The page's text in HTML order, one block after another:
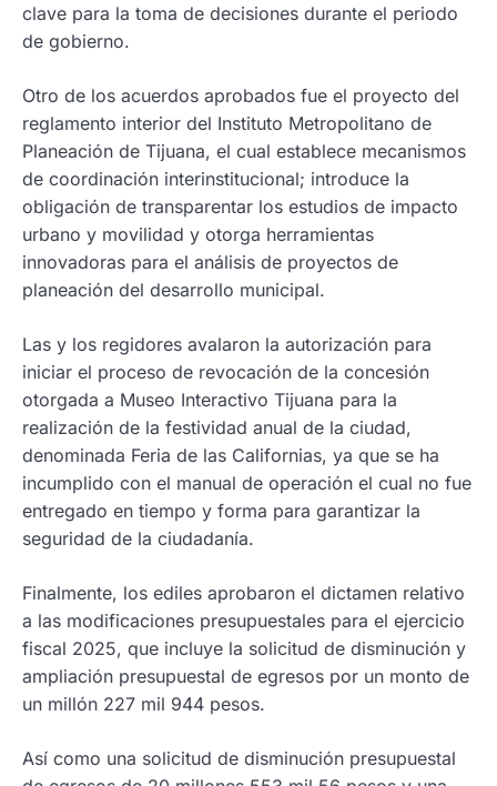
clave para la toma de decisiones durante el periodo
de gobierno.
Otro de los acuerdos aprobados fue el proyecto del
reglamento interior del Instituto Metropolitano de
Planeación de Tijuana, el cual establece mecanismos
de coordinación interinstitucional; introduce la
obligación de transparentar los estudios de impacto
urbano y movilidad y otorga herramientas
innovadoras para el análisis de proyectos de
planeación del desarrollo municipal.
Las y los regidores avalaron la autorización para
iniciar el proceso de revocación de la concesión
otorgada a Museo Interactivo Tijuana para la
realización de la festividad anual de la ciudad,
denominada Feria de las Californias, ya que se ha
incumplido con el manual de operación el cual no fue
entregado en tiempo y forma para garantizar la
seguridad de la ciudadanía.
Finalmente, los ediles aprobaron el dictamen relativo
a las modificaciones presupuestales para el ejercicio
fiscal 2025, que incluye la solicitud de disminución y
ampliación presupuestal de egresos por un monto de
un millón 227 mil 944 pesos.
Así como una solicitud de disminución presupuestal